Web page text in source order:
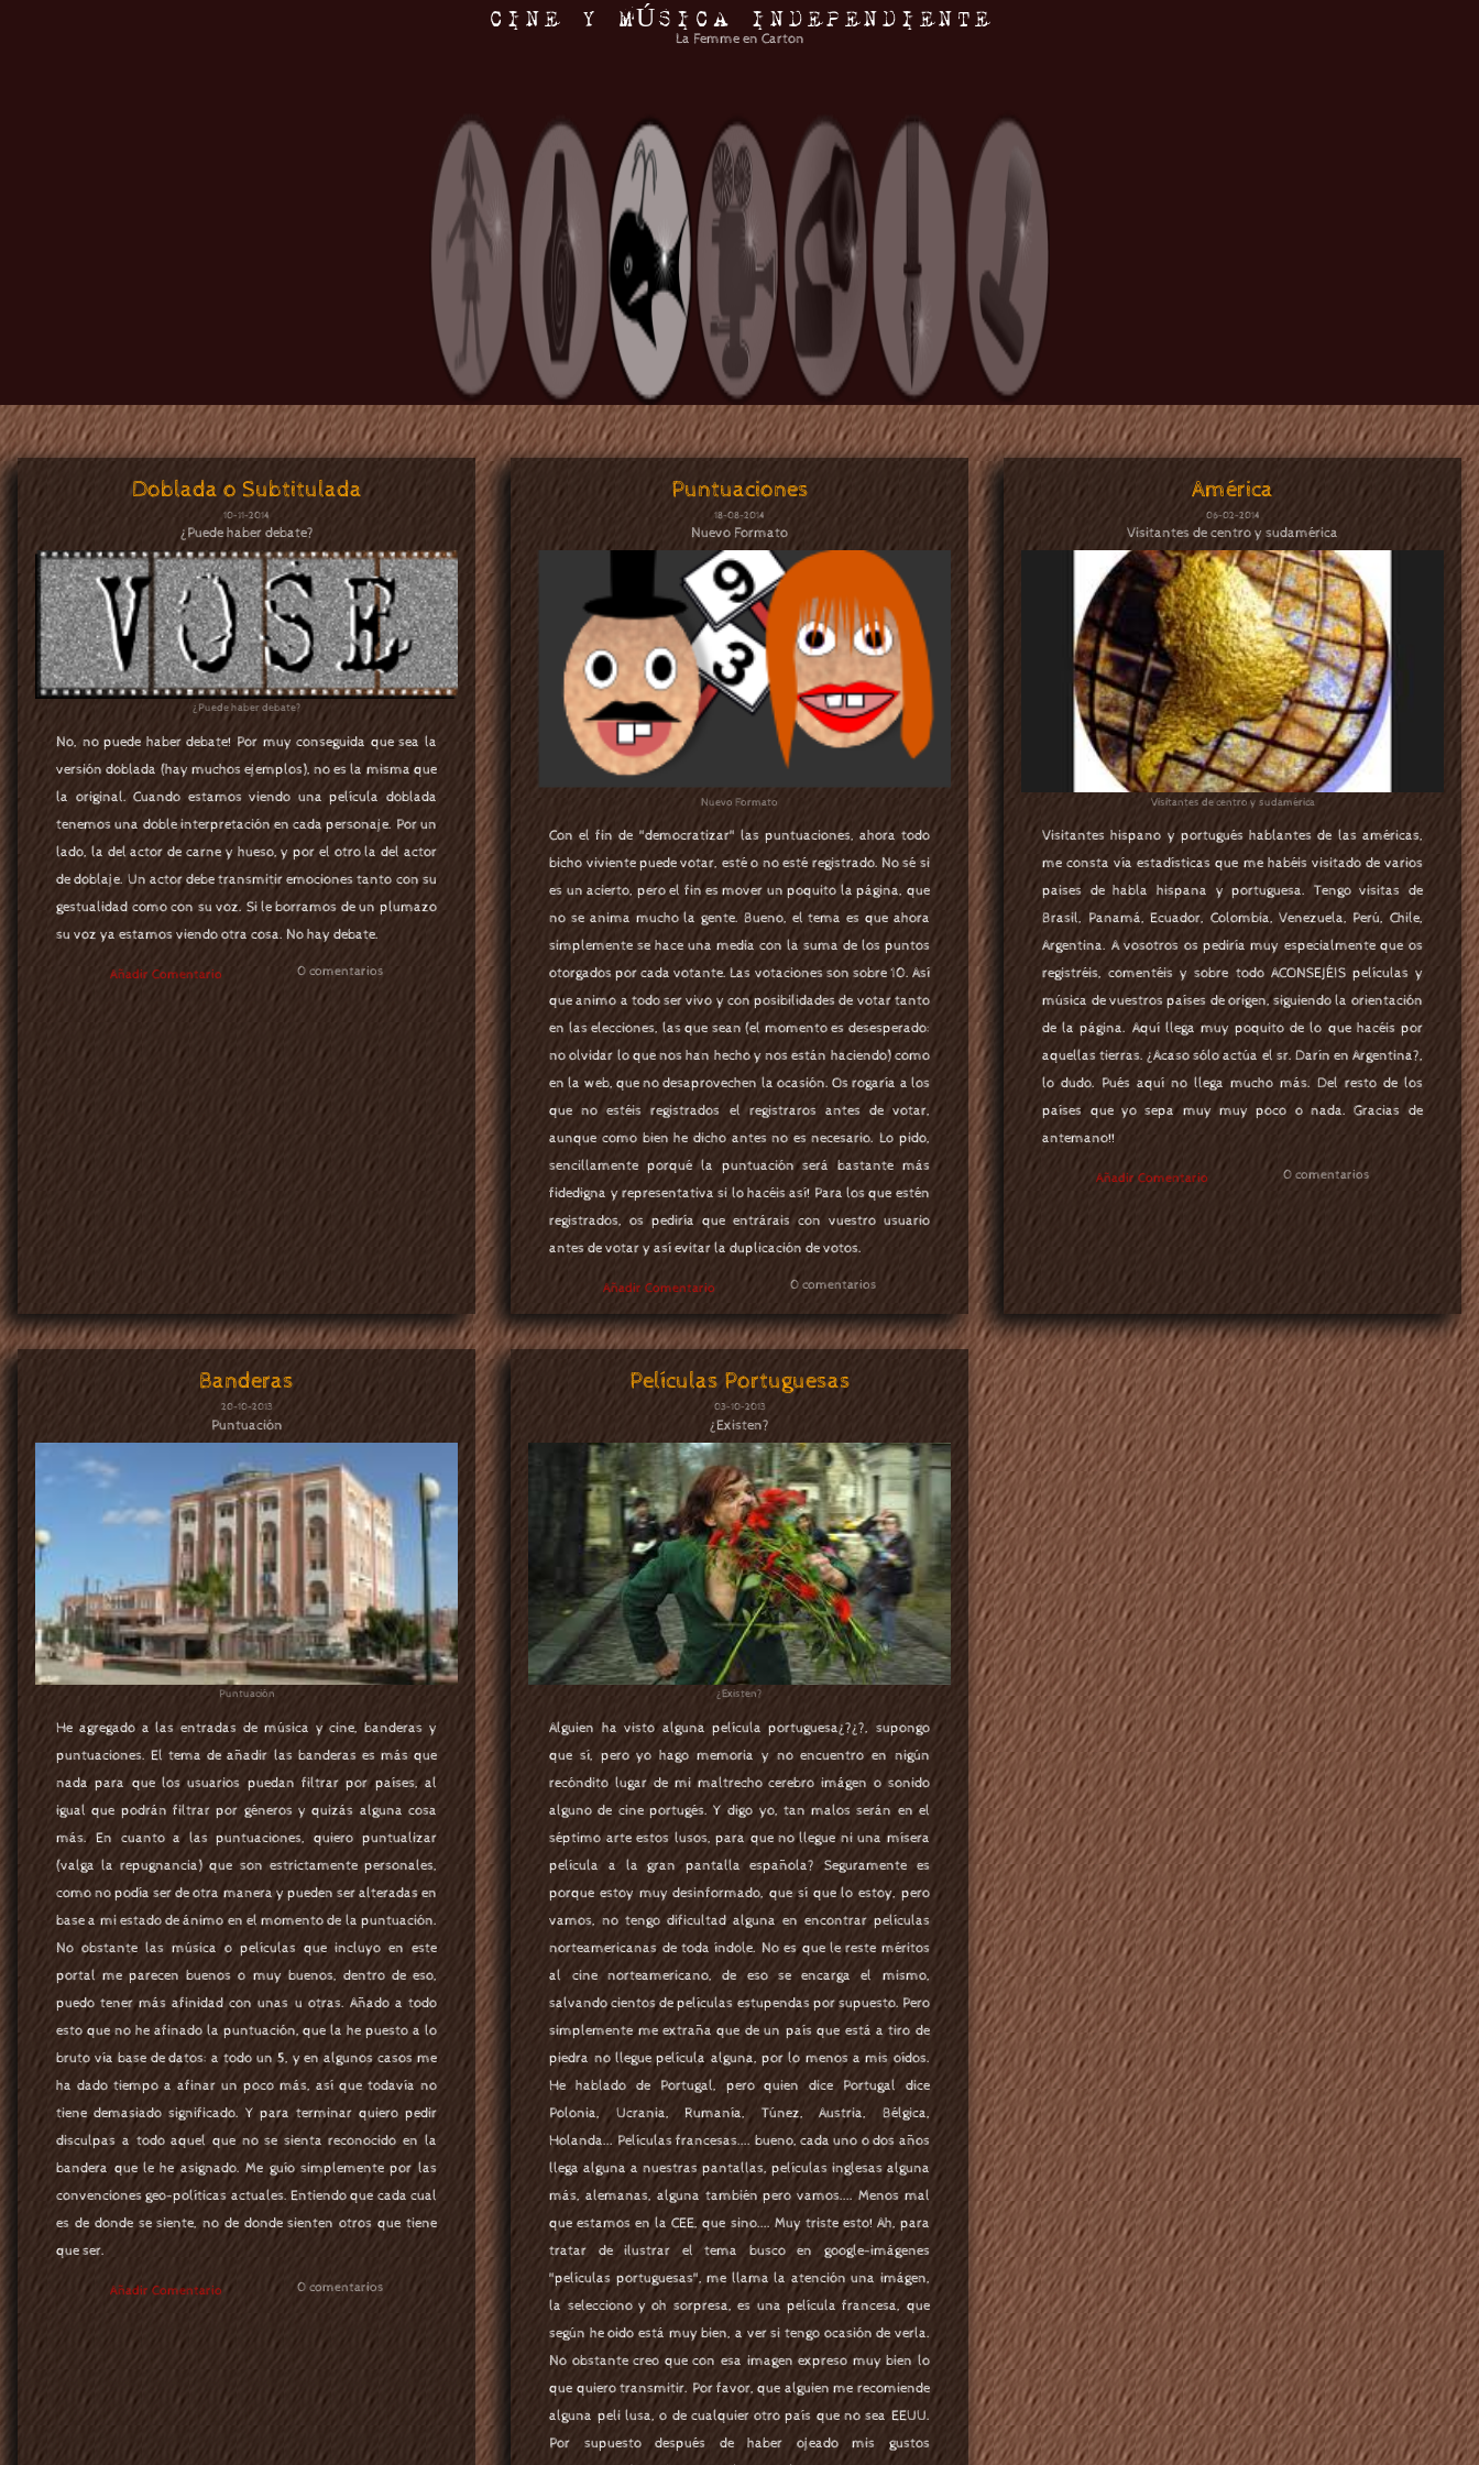
CINE Y MÚSICA INDEPENDIENTE
La Femme en Carton
Doblada o Subtitulada
10-11-2014
¿Puede haber debate?
¿Puede haber debate?
No, no puede haber debate! Por muy conseguida que sea la
versión doblada (hay muchos ejemplos), no es la misma que
la original. Cuando estamos viendo una película doblada
tenemos una doble interpretación en cada personaje. Por un
lado, la del actor de carne y hueso, y por el otro la del actor
de doblaje. Un actor debe transmitir emociones tanto con su
gestualidad como con su voz. Si le borramos de un plumazo
su voz ya estamos viendo otra cosa. No hay debate.
Añadir Comentario 0 comentarios
Puntuaciones
18-08-2014
Nuevo Formato
Nuevo Formato
Con el fin de "democratizar" las puntuaciones, ahora todo
bicho viviente puede votar, esté o no esté registrado. No sé si
es un acierto, pero el fin es mover un poquito la página, que
no se anima mucho la gente. Bueno, el tema es que ahora
simplemente se hace una media con la suma de los puntos
otorgados por cada votante. Las votaciones son sobre 10. Así
que animo a todo ser vivo y con posibilidades de votar tanto
en las elecciones, las que sean (el momento es desesperado:
no olvidar lo que nos han hecho y nos están haciendo) como
en la web, que no desaprovechen la ocasión. Os rogaría a los
que no estéis registrados el registraros antes de votar,
aunque como bien he dicho antes no es necesario. Lo pido,
sencillamente porqué la puntuación será bastante más
fidedigna y representativa si lo hacéis así! Para los que estén
registrados, os pediría que entrárais con vuestro usuario
antes de votar y así evitar la duplicación de votos.
Añadir Comentario 0 comentarios
América
06-02-2014
Visitantes de centro y sudamérica
Visitantes de centro y sudamérica
Visitantes hispano y portugués hablantes de las américas,
me consta vía estadísticas que me habéis visitado de varios
paises de habla hispana y portuguesa. Tengo visitas de
Brasil, Panamá, Ecuador, Colombia, Venezuela, Perú, Chile,
Argentina. A vosotros os pediría muy especialmente que os
registréis, comentéis y sobre todo ACONSEJÉIS películas y
música de vuestros países de origen, siguiendo la orientación
de la página. Aquí llega muy poquito de lo que hacéis por
aquellas tierras. ¿Acaso sólo actúa el sr. Darín en Argentina?,
lo dudo. Pués aquí no llega mucho más. Del resto de los
países que yo sepa muy muy poco o nada. Gracias de
antemano!!
Añadir Comentario 0 comentarios
Banderas
20-10-2013
Puntuación
Puntuación
He agregado a las entradas de música y cine, banderas y
puntuaciones. El tema de añadir las banderas es más que
nada para que los usuarios puedan filtrar por países, al
igual que podrán filtrar por géneros y quizás alguna cosa
más. En cuanto a las puntuaciones, quiero puntualizar
(valga la repugnancia) que son estrictamente personales,
como no podía ser de otra manera y pueden ser alteradas en
base a mi estado de ánimo en el momento de la puntuación.
No obstante las música o películas que incluyo en este
portal me parecen buenos o muy buenos, dentro de eso,
puedo tener más afinidad con unas u otras. Añado a todo
esto que no he afinado la puntuación, que la he puesto a lo
bruto vía base de datos: a todo un 5, y en algunos casos me
ha dado tiempo a afinar un poco más, así que todavía no
tiene demasiado significado. Y para terminar quiero pedir
disculpas a todo aquel que no se sienta reconocido en la
bandera que le he asignado. Me guío simplemente por las
convenciones geo-políticas actuales. Entiendo que cada cual
es de donde se siente, no de donde sienten otros que tiene
que ser.
Añadir Comentario 0 comentarios
Películas Portuguesas
03-10-2013
¿Existen?
¿Existen?
Alguien ha visto alguna película portuguesa¿?¿?, supongo
que sí, pero yo hago memoria y no encuentro en nigún
recóndito lugar de mi maltrecho cerebro imágen o sonido
alguno de cine portugés. Y digo yo, tan malos serán en el
séptimo arte estos lusos, para que no llegue ni una mísera
película a la gran pantalla española? Seguramente es
porque estoy muy desinformado, que sí que lo estoy, pero
vamos, no tengo dificultad alguna en encontrar películas
norteamericanas de toda índole. No es que le reste méritos
al cine norteamericano, de eso se encarga el mismo,
salvando cientos de películas estupendas por supuesto. Pero
simplemente me extraña que de un país que está a tiro de
piedra no llegue película alguna, por lo menos a mis oídos.
He hablado de Portugal, pero quien dice Portugal dice
Polonia, Ucrania, Rumanía, Túnez, Austria, Bélgica,
Holanda... Películas francesas.... bueno, cada uno o dos años
llega alguna a nuestras pantallas, películas inglesas alguna
más, alemanas, alguna también pero vamos.... Menos mal
que estamos en la CEE, que sino.... Muy triste esto! Ah, para
tratar de ilustrar el tema busco en google-imágenes
"películas portuguesas", me llama la atención una imágen,
la selecciono y oh sorpresa, es una película francesa, que
según he oido está muy bien, a ver si tengo ocasión de verla.
No obstante creo que con esa imagen expreso muy bien lo
que quiero transmitir. Por favor, que alguien me recomiende
alguna peli lusa, o de cualquier otro país que no sea EEUU.
Por supuesto después de haber ojeado mis gustos